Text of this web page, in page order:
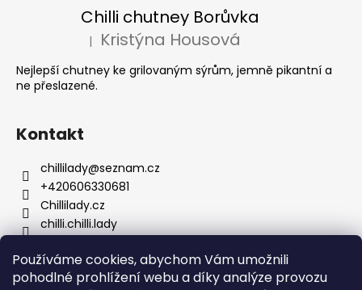
Používáme cookies, abychom Vám umožnili
pohodlné prohlížení webu a díky analýze provozu
Chilli chutney Borůvka
Hodnocení produktu je 5 z 5 hvězdiček.
| Kristýna Housová
Nejlepší chutney ke grilovaným sýrům, jemně pikantní a
ne přeslazené.
Kontakt
chillilady@seznam.cz
+420606330681
Chillilady.cz
chilli.chilli.lady
Facebook